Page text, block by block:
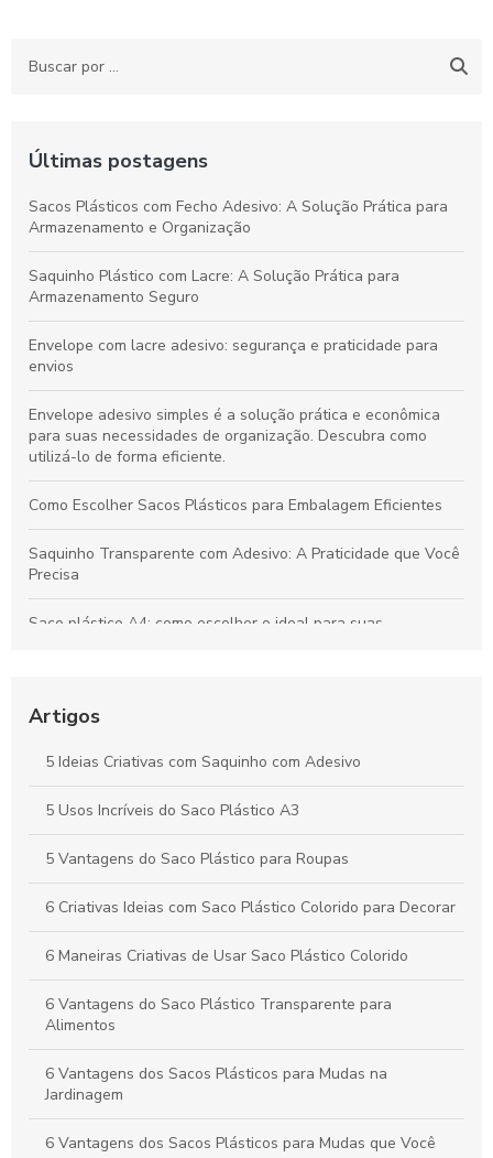
Últimas postagens
Sacos Plásticos com Fecho Adesivo: A Solução Prática para
Armazenamento e Organização
Saquinho Plástico com Lacre: A Solução Prática para
Armazenamento Seguro
Envelope com lacre adesivo: segurança e praticidade para
envios
Envelope adesivo simples é a solução prática e econômica
para suas necessidades de organização. Descubra como
utilizá-lo de forma eficiente.
Como Escolher Sacos Plásticos para Embalagem Eficientes
Saquinho Transparente com Adesivo: A Praticidade que Você
Precisa
Saco plástico A4: como escolher o ideal para suas
corretamente
Vantagens e Aplicações do Saco Polipropileno no Dia a Dia
Artigos
5 Ideias Criativas com Saquinho com Adesivo
5 Usos Incríveis do Saco Plástico A3
5 Vantagens do Saco Plástico para Roupas
6 Criativas Ideias com Saco Plástico Colorido para Decorar
6 Maneiras Criativas de Usar Saco Plástico Colorido
6 Vantagens do Saco Plástico Transparente para
Alimentos
6 Vantagens dos Sacos Plásticos para Mudas na
Jardinagem
6 Vantagens dos Sacos Plásticos para Mudas que Você